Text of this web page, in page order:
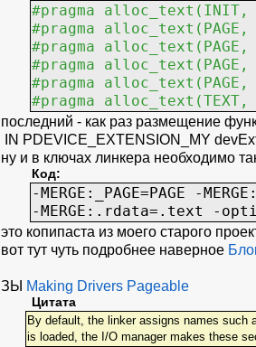
#pragma
#pragma
#pragma alloc_text(PAGE,
#pragma
#pragma alloc_text(PAGE,
#pragma alloc_text(TEXT,
последний - как раз размещение
IN PDEVICE_EXTENSION_MY
ну и в ключах линкера необходимо
Код:
-MERGE:_PAGE=PAGE -
-MERGE:.rdata=.text -
это копипаста из моего старого
вот тут чуть подробнее наверное
ЗЫ Making Drivers Pageable
Цитата
By default, the linker assigns names such
is loaded, the I/O manager makes these